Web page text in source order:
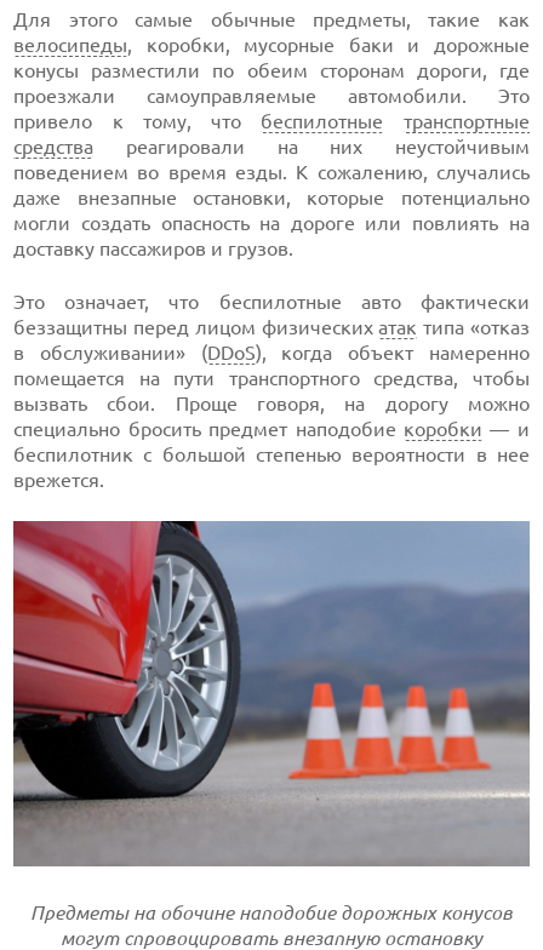
Для этого самые обычные предметы, такие как
велосипеды, коробки, мусорные баки и дорожные
конусы разместили по обеим сторонам дороги, где
проезжали самоуправляемые автомобили. Это
привело к тому, что беспилотные
транспортные
средства реагировали на них неустойчивым
поведением во время езды. К сожалению, случались
даже внезапные остановки, которые потенциально
могли создать опасность на дороге или повлиять на
доставку пассажиров и грузов.
Это означает, что беспилотные авто фактически
беззащитны перед лицом физическихатак типа «отказ
в обслуживании» (DDoS), когда объект намеренно
помещается на пути транспортного средства, чтобы
вызвать сбои. Проще говоря, на дорогу можно
специально бросить предмет наподобие коробки — и
беспилотник с большой степенью вероятности в нее
врежется.
Предметы на обочине наподобие дорожных конусов
могут спровоцировать внезапную остановку